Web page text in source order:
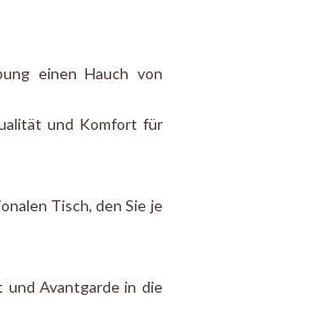
einen Hauch von
und Komfort für
Tisch, den Sie je
Avantgarde in die